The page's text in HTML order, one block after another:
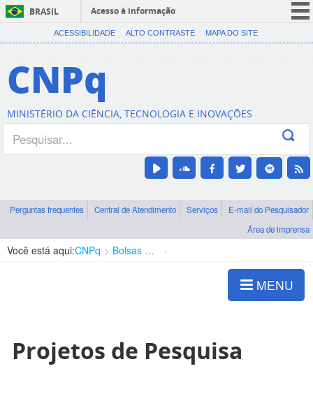
BRASIL
Acesso à informação
CORONAVÍRUS (COVID-19)
Canais
ACESSIBILIDADE ALTO CONTRASTE MAPA DO SITE
CNPq
MINISTÉRIO DA CIÊNCIA, TECNOLOGIA E INOVAÇÕES
Perguntas frequentes Central de Atendimento Serviços
E-mail do Pesquisador
Área de imprensa
Você está aqui:CNPq Bolsas e Auxílios Vigentes
MENU
Projetos de Pesquisa